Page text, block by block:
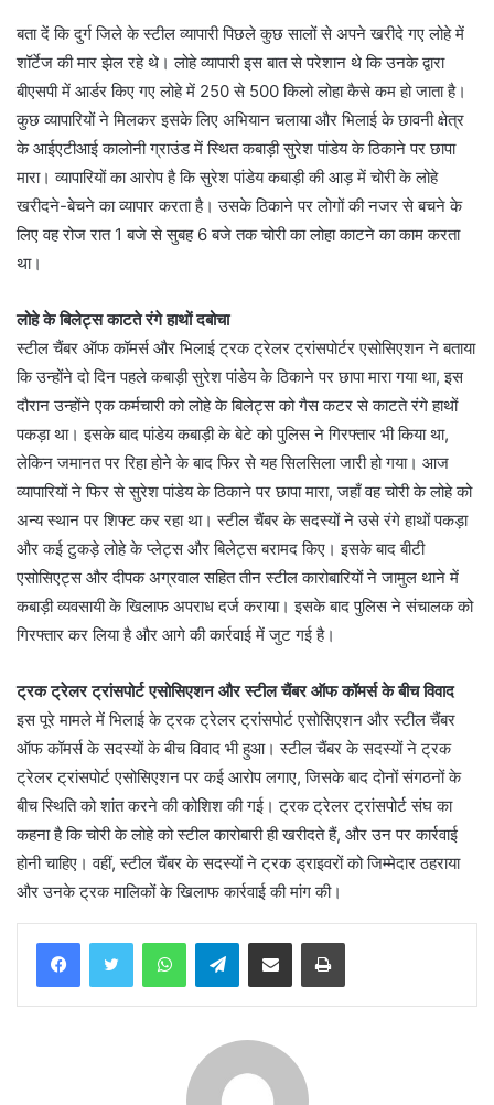
बता दें कि दुर्ग जिले के स्टील व्यापारी पिछले कुछ सालों से अपने खरीदे गए लोहे में
शॉर्टेज की मार झेल रहे थे। लोहे व्यापारी इस बात से परेशान थे कि उनके द्वारा
बीएसपी में आर्डर किए गए लोहे में 250 से 500 किलो लोहा कैसे कम हो जाता है।
कुछ व्यापारियों ने मिलकर इसके लिए अभियान चलाया और भिलाई के छावनी क्षेत्र
के आईएटीआई कालोनी ग्राउंड में स्थित कबाड़ी सुरेश पांडेय के ठिकाने पर छापा
मारा। व्यापारियों का आरोप है कि सुरेश पांडेय कबाड़ी की आड़ में चोरी के लोहे
खरीदने-बेचने का व्यापार करता है। उसके ठिकाने पर लोगों की नजर से बचने के
लिए वह रोज रात 1 बजे से सुबह 6 बजे तक चोरी का लोहा काटने का काम करता
था।
लोहे के बिलेट्स काटते रंगे हाथों दबोचा
स्टील चैंबर ऑफ कॉमर्स और भिलाई ट्रक ट्रेलर ट्रांसपोर्टर एसोसिएशन ने बताया
कि उन्होंने दो दिन पहले कबाड़ी सुरेश पांडेय के ठिकाने पर छापा मारा गया था, इस
दौरान उन्होंने एक कर्मचारी को लोहे के बिलेट्स को गैस कटर से काटते रंगे हाथों
पकड़ा था। इसके बाद पांडेय कबाड़ी के बेटे को पुलिस ने गिरफ्तार भी किया था,
लेकिन जमानत पर रिहा होने के बाद फिर से यह सिलसिला जारी हो गया। आज
व्यापारियों ने फिर से सुरेश पांडेय के ठिकाने पर छापा मारा, जहाँ वह चोरी के लोहे को
अन्य स्थान पर शिफ्ट कर रहा था। स्टील चैंबर के सदस्यों ने उसे रंगे हाथों पकड़ा
और कई टुकड़े लोहे के प्लेट्स और बिलेट्स बरामद किए। इसके बाद बीटी
एसोसिएट्स और दीपक अग्रवाल सहित तीन स्टील कारोबारियों ने जामुल थाने में
कबाड़ी व्यवसायी के खिलाफ अपराध दर्ज कराया। इसके बाद पुलिस ने संचालक को
गिरफ्तार कर लिया है और आगे की कार्रवाई में जुट गई है।
ट्रक ट्रेलर ट्रांसपोर्ट एसोसिएशन और स्टील चैंबर ऑफ कॉमर्स के बीच विवाद
इस पूरे मामले में भिलाई के ट्रक ट्रेलर ट्रांसपोर्ट एसोसिएशन और स्टील चैंबर
ऑफ कॉमर्स के सदस्यों के बीच विवाद भी हुआ। स्टील चैंबर के सदस्यों ने ट्रक
ट्रेलर ट्रांसपोर्ट एसोसिएशन पर कई आरोप लगाए, जिसके बाद दोनों संगठनों के
बीच स्थिति को शांत करने की कोशिश की गई। ट्रक ट्रेलर ट्रांसपोर्ट संघ का
कहना है कि चोरी के लोहे को स्टील कारोबारी ही खरीदते हैं, और उन पर कार्रवाई
होनी चाहिए। वहीं, स्टील चैंबर के सदस्यों ने ट्रक ड्राइवरों को जिम्मेदार ठहराया
और उनके ट्रक मालिकों के खिलाफ कार्रवाई की मांग की।
WhatsAppTelegramShare via Email Print